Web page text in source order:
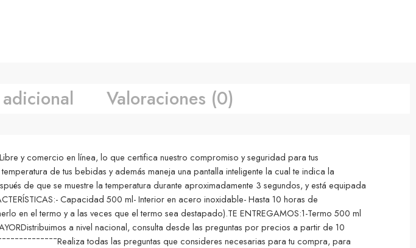
Valoraciones (0)
y comercio en línea, lo que certifica nuestro compromiso y seguridad para tus
temperatura de tus bebidas y además maneja una pantalla inteligente la cual te indica la
de que se muestre la temperatura durante aproximadamente 3 segundos, y está equipada
Capacidad 500 ml- Interior en acero inoxidable- Hasta 10 horas de
en el termo y a las veces que el termo sea destapado).TE ENTREGAMOS:1-Termo 500 ml
a nivel nacional, consulta desde las preguntas por precios a partir de 10
todas las preguntas que consideres necesarias para tu compra, para